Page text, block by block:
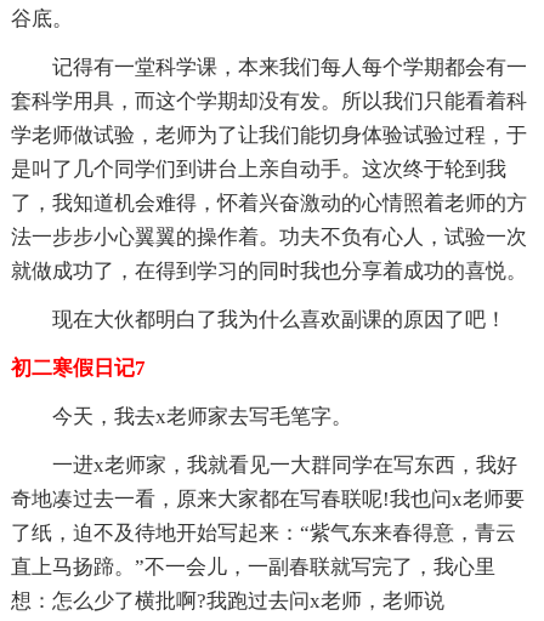
谷底。
记得有一堂科学课，本来我们每人每个学期都会有一
套科学用具，而这个学期却没有发。所以我们只能看着科
学老师做试验，老师为了让我们能切身体验试验过程，于
是叫了几个同学们到讲台上亲自动手。这次终于轮到我
了，我知道机会难得，怀着兴奋激动的心情照着老师的方
法一步步小心翼翼的操作着。功夫不负有心人，试验一次
就做成功了，在得到学习的同时我也分享着成功的喜悦。
现在大伙都明白了我为什么喜欢副课的原因了吧！
初二寒假日记7
今天，我去x老师家去写毛笔字。
一进x老师家，我就看见一大群同学在写东西，我好
奇地凑过去一看，原来大家都在写春联呢!我也问x老师要
了纸，迫不及待地开始写起来：“紫气东来春得意，青云
直上马扬蹄。”不一会儿，一副春联就写完了，我心里
想：怎么少了横批啊?我跑过去问x老师，老师说